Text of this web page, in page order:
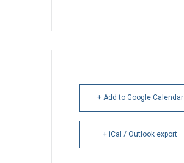
+ Add to Google Calendar
+ iCal / Outlook export